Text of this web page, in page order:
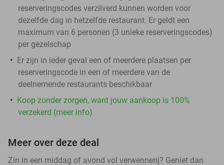
reserveringscodes verzilverd kunnen worden voor
dezelfde dag in hetzelfde restaurant. Er geldt een
maximum van 6 personen (3 unieke reserveringscodes)
per gezelschap
Er zijn in ieder geval een of meerdere plaatsen per
reserveringscode in een of meerdere van de
deelnemende restaurants beschikbaar
Koop zonder zorgen, want jouw aankoop is 100%
verzekerd (meer info)
Meer over deze deal
Zin in een middag of avond vol verwennerij? Geniet dan